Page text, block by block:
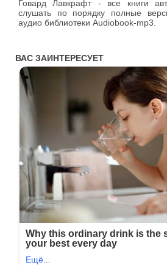
Говард Лавкрафт - все книги
слушать по порядку полные
аудио библиотеки Audiobook-mp3.